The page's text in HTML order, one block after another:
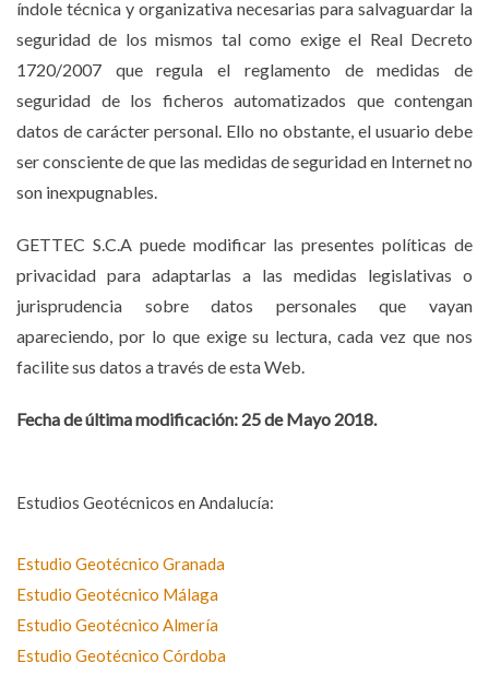
índole técnica y organizativa necesarias para salvaguardar la
seguridad de los mismos tal como exige el Real Decreto
1720/2007 que regula el reglamento de medidas de
seguridad de los ficheros automatizados que contengan
datos de carácter personal. Ello no obstante, el usuario debe
ser consciente de que las medidas de seguridad en Internet no
son inexpugnables.
GETTEC S.C.A puede modificar las presentes políticas de
privacidad para adaptarlas a las medidas legislativas o
jurisprudencia sobre datos personales que vayan
apareciendo, por lo que exige su lectura, cada vez que nos
facilite sus datos a través de esta Web.
Fecha de última modificación: 25 de Mayo 2018.
Estudios Geotécnicos en Andalucía:
Estudio Geotécnico Granada
Estudio Geotécnico Málaga
Estudio Geotécnico Almería
Estudio Geotécnico Córdoba